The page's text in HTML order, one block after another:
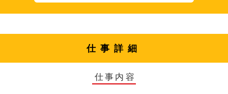
仕事詳細
仕事内容